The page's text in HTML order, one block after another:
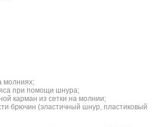
молниях;
при помощи шнура;
карман из сетки на молнии;
брючин (эластичный шнур, пластиковый